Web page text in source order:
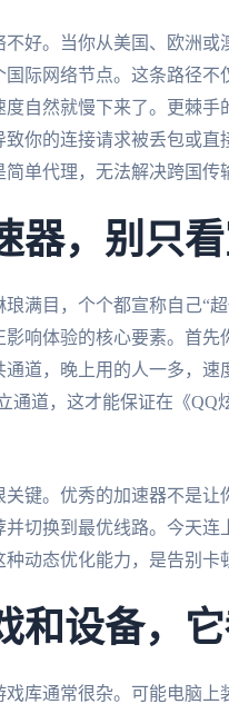
不好。当你从美国、欧洲
国际网络节点。这条路径
度自然就慢下来了。更棘
你的连接请求被丢包或
简单代理，无法解决跨国传
器，别只
满目，个个都宣称自己“
影响体验的核心要素。首
通道，晚上用的人一多，
通道，这才能保证在《
关键。优秀的加速器不是
并切换到最优线路。今天
种动态优化能力，是告别卡
和设备，
戏库通常很杂。可能电脑